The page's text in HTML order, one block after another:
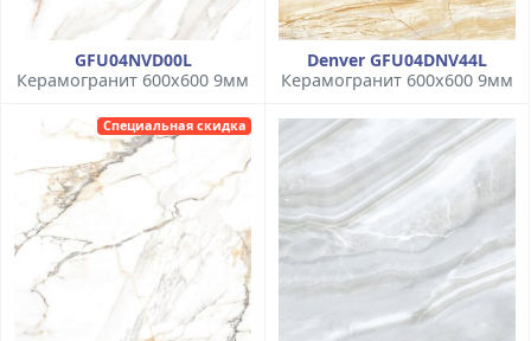
GFU04NVD00L
Керамогранит 600x600 9мм
Denver GFU04DNV44L
Керамогранит 600x600 9мм
Специальная скидка